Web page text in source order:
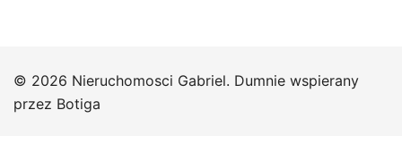
© 2026 Nieruchomosci Gabriel. Dumnie wspierany
przez Botiga